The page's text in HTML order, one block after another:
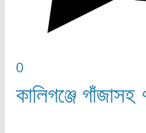
0
কালিগঞ্জে